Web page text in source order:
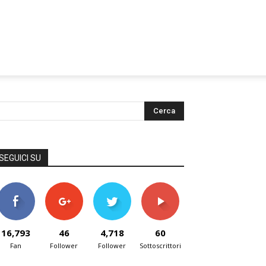
SU
16,793
Fan
46
Follower
4,718
Follower
60
Sottoscrittori